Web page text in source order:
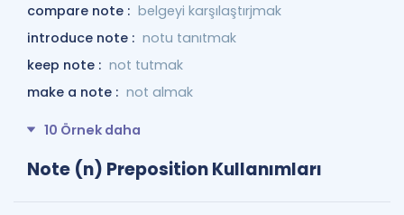
compare note : belgeyi karşılaştırjmak
introduce note : notu tanıtmak
keep note : not tutmak
make a note : not almak
10 Örnek daha
Note (n) Preposition Kullanımları